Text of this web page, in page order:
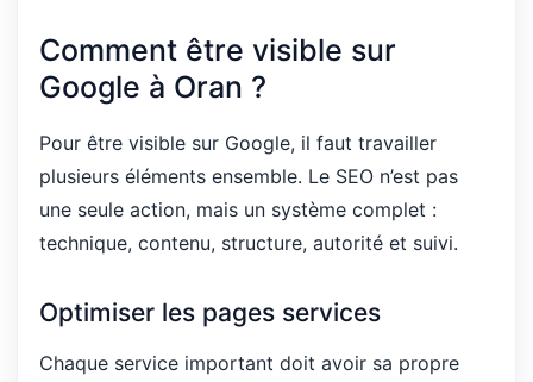
Comment être visible sur
Google à Oran ?
Pour être visible sur Google, il faut travailler
plusieurs éléments ensemble. Le SEO n’est pas
une seule action, mais un système complet :
technique, contenu, structure, autorité et suivi.
Optimiser les pages services
Chaque service important doit avoir sa propre